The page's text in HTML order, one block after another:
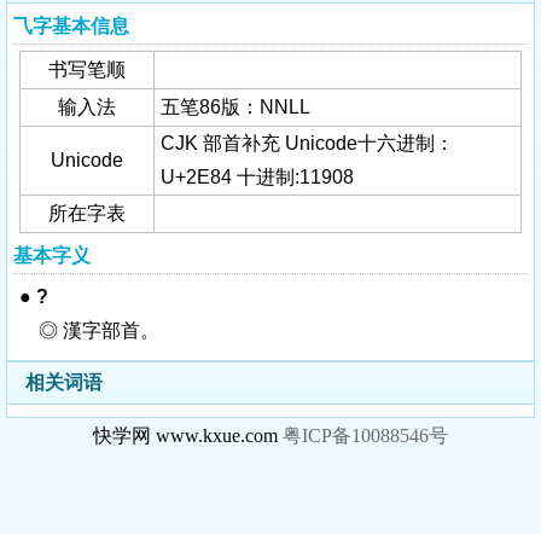
⺄字基本信息
书写笔顺
输入法
五笔86版：NNLL
Unicode
CJK 部首补充 Unicode十六进制：
U+2E84 十进制:11908
所在字表
基本字义
● ?
◎ 漢字部首。
相关词语
快学网 www.kxue.com 粤ICP备10088546号